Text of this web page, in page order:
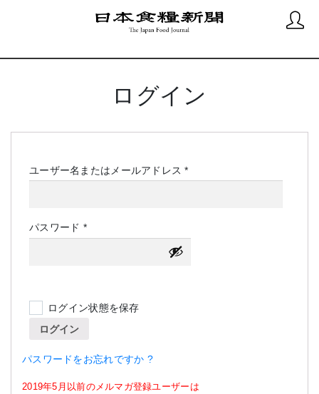
ログイン
ユーザー名またはメールアドレス*必
パスワード *必
須
ログイン状態を保存
ログイン
パスワードをお忘れですか ?
2019年5月以前のメルマガ登録ユーザーは